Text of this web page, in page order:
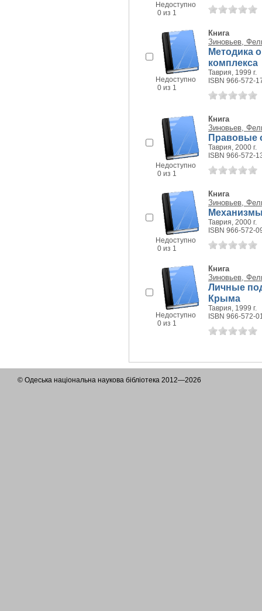
Недоступно
0 из 1
Недоступно
0 из 1
Книга
Зиновьев,
Методика
комплекса
Таврия, 1999 г.
ISBN 966-572-
Недоступно
0 из 1
Книга
Зиновьев,
Правовые
Таврия, 2000 г.
ISBN 966-572-
Недоступно
0 из 1
Книга
Зиновьев,
Механизмы
Таврия, 2000 г.
ISBN 966-572-
Недоступно
0 из 1
Книга
Зиновьев,
Личные
Крыма
Таврия, 1999 г.
ISBN 966-572-
© Одеська національна наукова бібліотека 2012—2026